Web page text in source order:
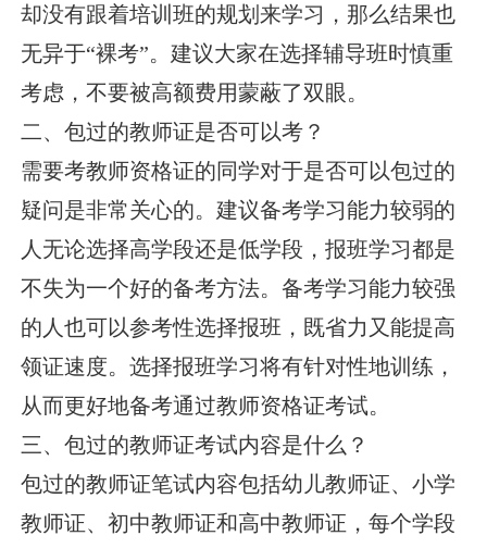
却没有跟着培训班的规划来学习，那么结果也
无异于“裸考”。建议大家在选择辅导班时慎重
考虑，不要被高额费用蒙蔽了双眼。
二、包过的教师证是否可以考？
需要考教师资格证的同学对于是否可以包过的
疑问是非常关心的。建议备考学习能力较弱的
人无论选择高学段还是低学段，报班学习都是
不失为一个好的备考方法。备考学习能力较强
的人也可以参考性选择报班，既省力又能提高
领证速度。选择报班学习将有针对性地训练，
从而更好地备考通过教师资格证考试。
三、包过的教师证考试内容是什么？
包过的教师证笔试内容包括幼儿教师证、小学
教师证、初中教师证和高中教师证，每个学段